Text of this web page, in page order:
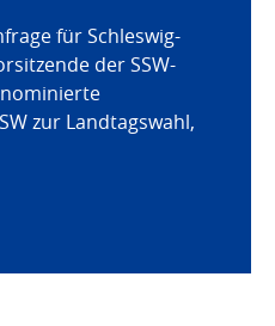
für Schleswig-
der SSW-
zur Landtagswahl,